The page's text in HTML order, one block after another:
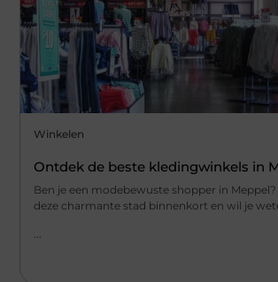
Winkelen
Ontdek de beste kledingwinkels in
Ben je een modebewuste shopper in Meppel?
deze charmante stad binnenkort en wil je